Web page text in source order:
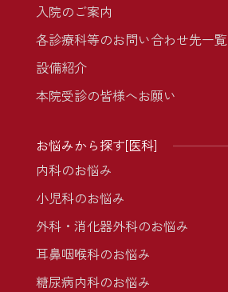
入院のご案内
各診療科等のお問い合わせ先一覧
設備紹介
本院受診の皆様へお願い
お悩みから探す[医科]
内科のお悩み
小児科のお悩み
外科・消化器外科のお悩み
耳鼻咽喉科のお悩み
糖尿病内科のお悩み